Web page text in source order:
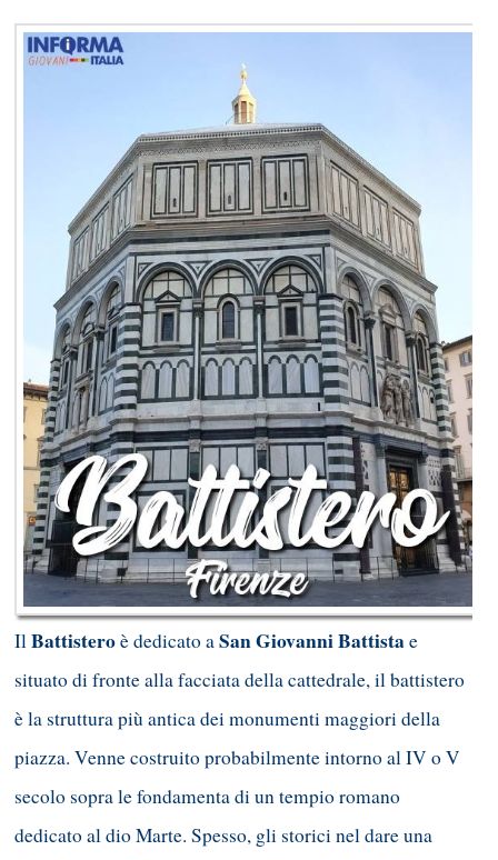
IlBattisteroè dedicato aSan Giovanni Battistae
situato di fronte alla facciata della cattedrale, il battistero
è la struttura più antica dei monumenti maggiori della
piazza. Venne costruito probabilmente intorno al IV o V
secolo sopra le fondamenta di un tempio romano
dedicato al dio Marte. Spesso, gli storici nel dare una